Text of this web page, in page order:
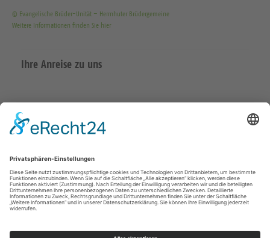
© Evangelische Brüder-Unität – Herrnhuter Brüdergemeine
Weitere Informationen finden Sie hier
Ihre Anreise zu uns
Datenschutzerklärung Impressum Meißen Großenhain